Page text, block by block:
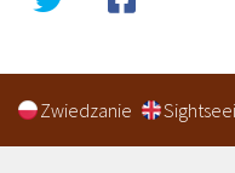
Zwiedzanie